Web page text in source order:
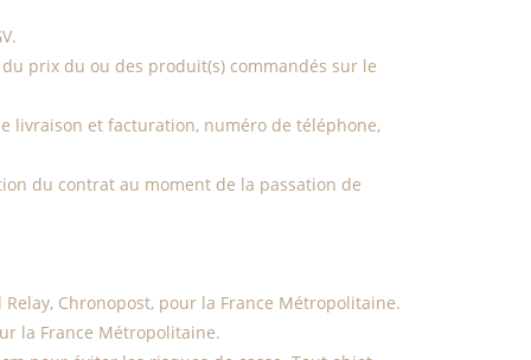
prix du ou des produit(s) commandés sur le
livraison et facturation, numéro de téléphone,
du contrat au moment de la passation de
Chronopost, pour la France Métropolitaine.
la France Métropolitaine.